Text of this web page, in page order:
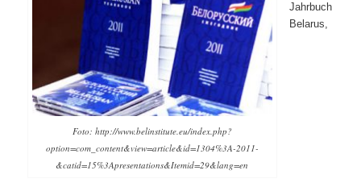
Foto: http://www.belinstitute.eu/index.php?
option=com_content&view=article&id=1304%3A-2011-
&catid=15%3Apresentations&Itemid=29&lang=en
Jahrbuch
Belarus,